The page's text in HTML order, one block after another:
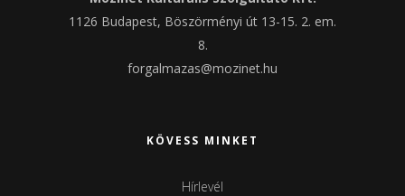
1126 Budapest, Böszörményi út 13-15. 2. em.
8.
forgalmazas@mozinet.hu
KÖVESS MINKET
Hírlevél